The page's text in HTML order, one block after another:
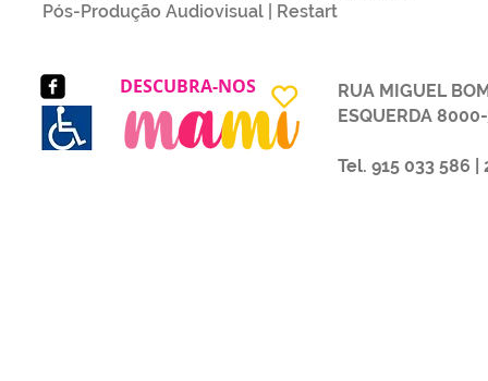
Pós-Produção Audiovisual | Restart
DESCUBRA-NOS
RUA MIGUEL
ESQUERDA
Tel. 915 033 586 |